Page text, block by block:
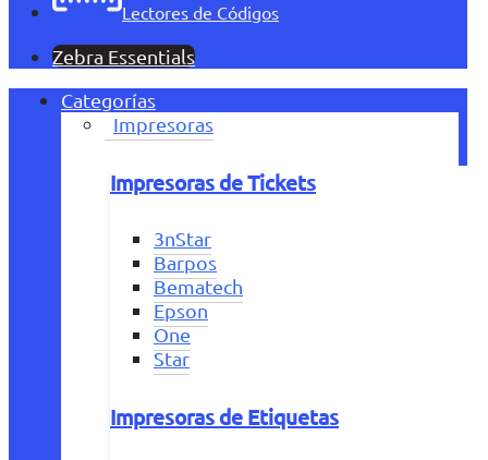
Lectores de Códigos
Zebra Essentials
Categorías
Impresoras
Impresoras de Tickets
3nStar
Barpos
Bematech
Epson
One
Star
Impresoras de Etiquetas